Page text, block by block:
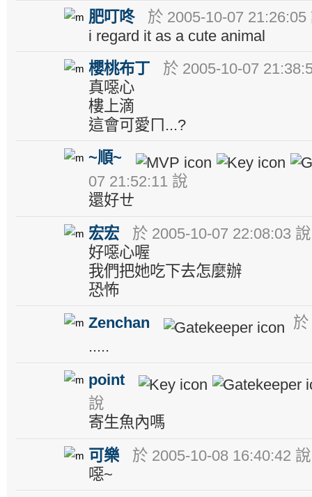
肥叮咚
於 2005-10-07 21:26:05
i regard it as a cute animal
櫻桃布丁
於 2005-10-07
真噁心
樓上滴
這會可愛ㄇ...?
~順~
07 21:52:11 說
還好ㄝ
宏宏
於 2005-10-07 22:08:03 說
好噁心喔
我們把她吃下去怎麼辦
恐怖
Zenchan
.....
point
說
寄生魚內嗎
可樂
於 2005-10-08 16:40:42 說
噁~